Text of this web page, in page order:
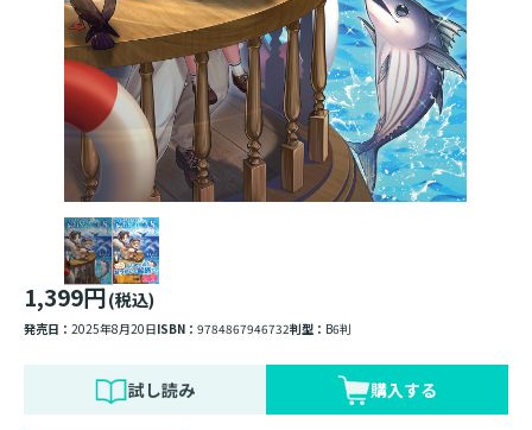
1,399円(税込)
発売日： 2025年8月20日ISBN： 9784867946732判型： B6判
試し読み 購入する